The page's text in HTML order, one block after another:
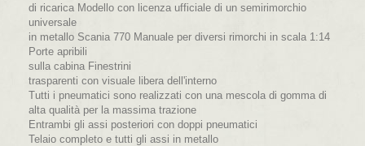
di ricarica Modello con licenza ufficiale di un semirimorchio
universale
in metallo Scania 770 Manuale per diversi rimorchi in scala 1:14
Porte apribili
sulla cabina Finestrini
trasparenti con visuale libera dell'interno
Tutti i pneumatici sono realizzati con una mescola di gomma di
alta qualità per la massima trazione
Entrambi gli assi posteriori con doppi pneumatici
Telaio completo e tutti gli assi in metallo